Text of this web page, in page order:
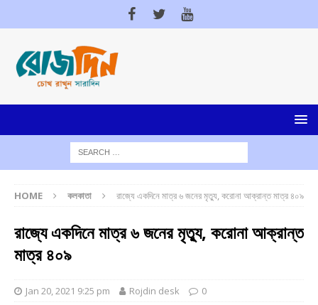
HOME কলকাতা রাজ্যে একদিনে মাত্র ৬ জনের মৃত্যু, করোনা আক্রান্ত মাত্র ৪০৯
রাজ্যে একদিনে মাত্র ৬ জনের মৃত্যু, করোনা আক্রান্ত
মাত্র ৪০৯
Jan 20, 2021 9:25 pm Rojdin desk 0